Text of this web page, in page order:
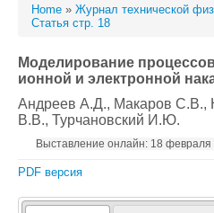
Home » Журнал технической
Статья стр. 18
Моделирование
ионной и электронной
Андреев А.Д., Макаров С.В.,
В.В., Турчановский И.Ю.
Выставление онлайн: 18 февраля
PDF версия